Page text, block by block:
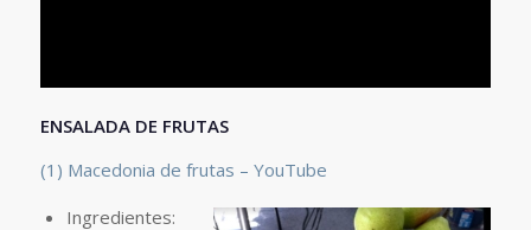
ENSALADA DE FRUTAS
(1) Macedonia de frutas – YouTube
Ingredientes: